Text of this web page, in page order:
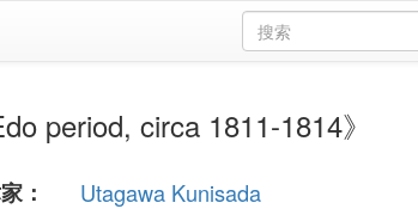
period, circa 1811-1814》
：
Utagawa Kunisada